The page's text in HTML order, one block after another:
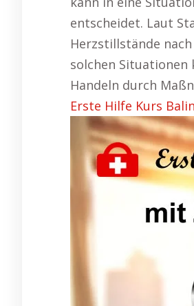
entscheidet. Laut
Herzstillstände
solchen Situationen
Handeln durch
Erste Hilfe Kurs